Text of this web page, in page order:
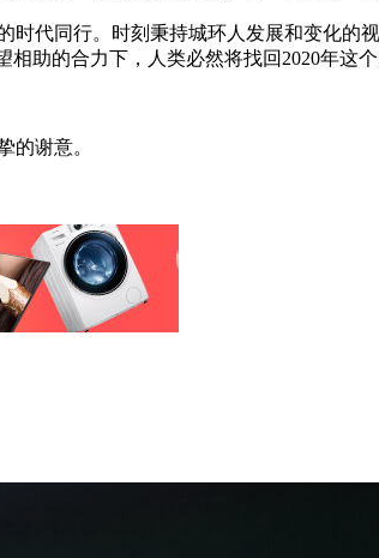
代同行。时刻秉持城环人发展和变化的
助的合力下，人类必然将找回2020年这个
的谢意。